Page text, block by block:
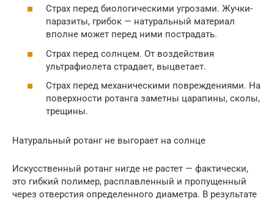
Страх перед биологическими угрозами. Жучки-
паразиты, грибок — натуральный материал
вполне может перед ними пострадать.
Страх перед солнцем. От воздействия
ультрафиолета страдает, выцветает.
Страх перед механическими повреждениями. На
поверхности ротанга заметны царапины, сколы,
трещины.
Натуральный ротанг не выгорает на солнце
Искусственный ротанг нигде не растет — фактически,
это гибкий полимер, расплавленный и пропущенный
через отверстия определенного диаметра. В результате